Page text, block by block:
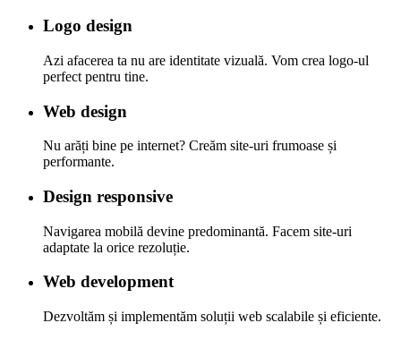
Logo design
Azi afacerea ta nu are identitate vizuală. Vom crea logo-ul
perfect pentru tine.
Web design
Nu arăți bine pe internet? Creăm site-uri frumoase și
performante.
Design responsive
Navigarea mobilă devine predominantă. Facem site-uri
adaptate la orice rezoluție.
Web development
Dezvoltăm și implementăm soluții web scalabile și eficiente.